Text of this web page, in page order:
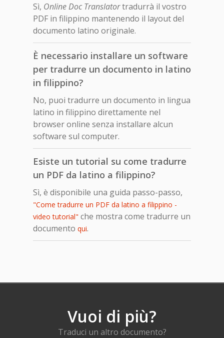
Sì, Online Doc Translatortradurrà il vostro
PDF in filippino mantenendo il layout del
documento latino originale.
È necessario installare un software
per tradurre un documento in latino
in filippino?
No, puoi tradurre un documento in lingua
latino in filippino direttamente nel
browser online senza installare alcun
software sul computer.
Esiste un tutorial su come tradurre
un PDF da latino a filippino?
Sì, è disponibile una guida passo-passo,
"Come tradurre un PDF da latino a filippino -
video tutorial" che mostra come tradurre un
documento qui.
Vuoi di più?
Traduci un altro documento?